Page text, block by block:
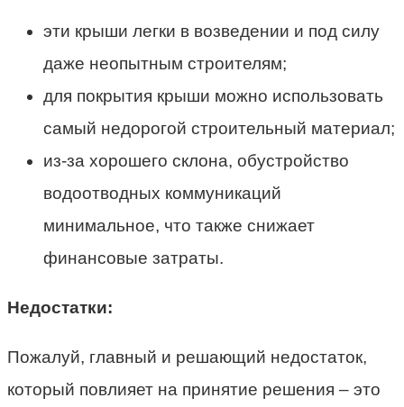
эти крыши легки в возведении и под силу
даже неопытным строителям;
для покрытия крыши можно использовать
самый недорогой строительный материал;
из-за хорошего склона, обустройство
водоотводных коммуникаций
минимальное, что также снижает
финансовые затраты.
Недостатки:
Пожалуй, главный и решающий недостаток,
который повлияет на принятие решения – это